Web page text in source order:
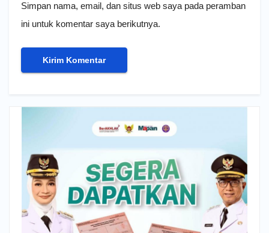
Simpan nama, email, dan situs web saya pada peramban
ini untuk komentar saya berikutnya.